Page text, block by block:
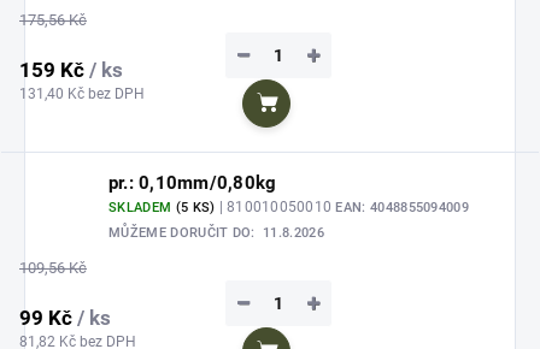
175,56 Kč
159 Kč / ks
131,40 Kč bez DPH
+
−
Do košíku
pr.: 0,10mm/0,80kg
SKLADEM (5 KS) | 810010050010EAN: 4048855094009
MŮŽEME DORUČIT DO:
11.8.2026
109,56 Kč
99 Kč / ks
81,82 Kč bez DPH
+
−